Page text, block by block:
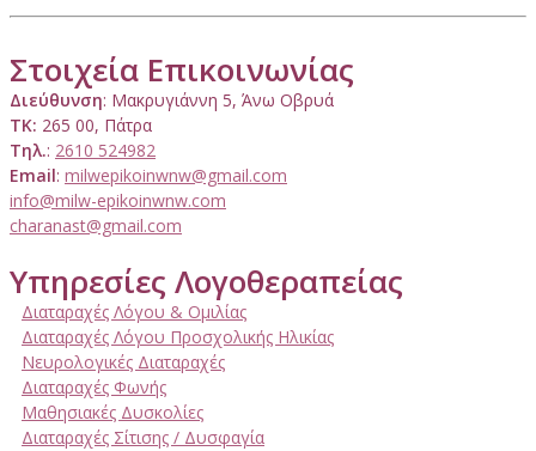
Στοιχεία Επικοινωνίας
Διεύθυνση: Μακρυγιάννη 5, Άνω Οβρυά
ΤΚ: 265 00, Πάτρα
Τηλ.: 2610 524982
Email: milwepikoinwnw@gmail.com
info@milw-epikoinwnw.com
charanast@gmail.com
Υπηρεσίες Λογοθεραπείας
Διαταραχές Λόγου & Ομιλίας
Διαταραχές Λόγου Προσχολικής Ηλικίας
Νευρολογικές Διαταραχές
Διαταραχές Φωνής
Μαθησιακές Δυσκολίες
Διαταραχές Σίτισης / Δυσφαγία